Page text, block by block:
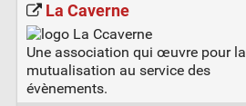
La Caverne
Une association qui œuvre pour la
mutualisation au service des
évènements.